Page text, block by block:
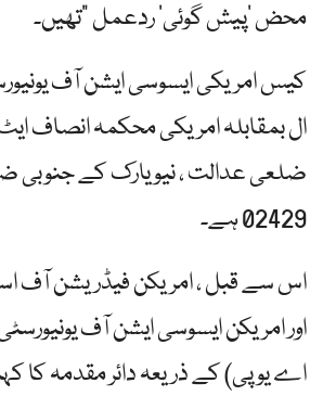
محض ‘پیش گوئی’ ردعمل "تھیں۔
کیس امریکی ایسوسی ایشن آف
ال بمقابلہ امریکی محکمہ انصاف
02429 ہے۔
اس سے قبل ، امریکن فیڈریشن آف
اور امریکن ایسوسی ایشن آف
اے یو پی) کے ذریعہ دائر مقدمہ کا